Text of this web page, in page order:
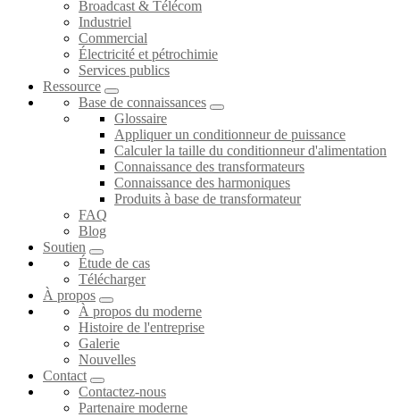
Broadcast & Télécom
Industriel
Commercial
Électricité et pétrochimie
Services publics
Ressource
Base de connaissances
Glossaire
Appliquer un conditionneur de puissance
Calculer la taille du conditionneur d'alimentation
Connaissance des transformateurs
Connaissance des harmoniques
Produits à base de transformateur
FAQ
Blog
Soutien
Étude de cas
Télécharger
À propos
À propos du moderne
Histoire de l'entreprise
Galerie
Nouvelles
Contact
Contactez-nous
Partenaire moderne